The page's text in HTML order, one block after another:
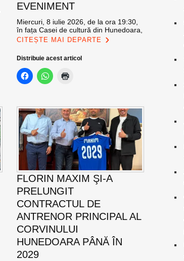
EVENIMENT
Miercuri, 8 iulie 2026, de la ora 19:30,
în fața Casei de cultură din Hunedoara,
CITEȘTE MAI DEPARTE
Distribuie acest articol
FLORIN MAXIM ŞI-A
PRELUNGIT
CONTRACTUL DE
ANTRENOR PRINCIPAL AL
CORVINULUI
HUNEDOARA PÂNĂ ÎN
2029